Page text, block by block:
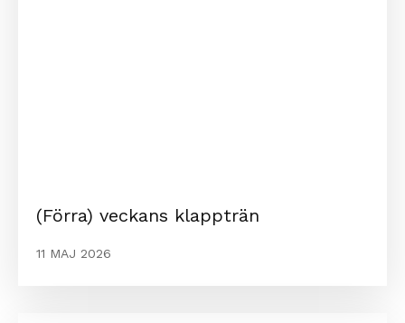
(Förra) veckans klappträn
11 MAJ 2026